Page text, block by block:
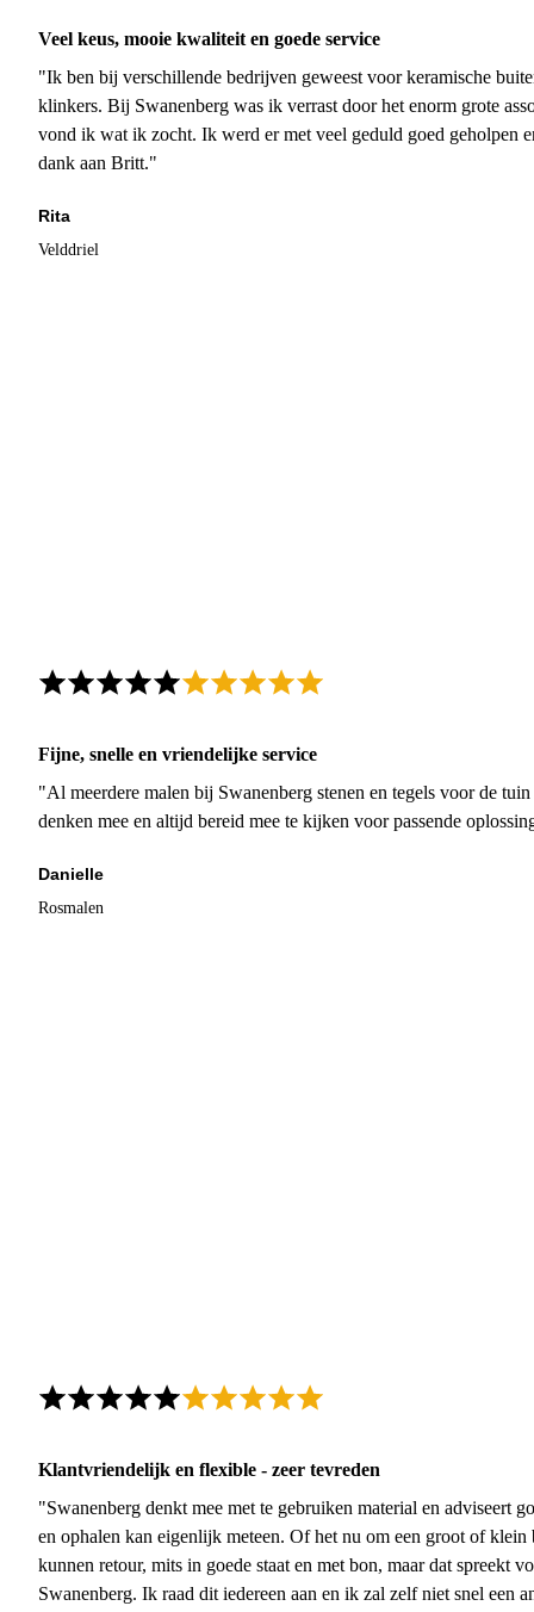
Veel keus, mooie kwaliteit en goede service
"Ik ben bij verschillende bedrijven geweest voor keramische
klinkers. Bij Swanenberg was ik verrast door het enorm grote
vond ik wat ik zocht. Ik werd er met veel geduld goed geholpen
dank aan Britt."
Rita
Velddriel
Fijne, snelle en vriendelijke service
"Al meerdere malen bij Swanenberg stenen en tegels voor de
denken mee en altijd bereid mee te kijken voor passende
Danielle
Rosmalen
Klantvriendelijk en flexible - zeer tevreden
"Swanenberg denkt mee met te gebruiken material en adviseert
en ophalen kan eigenlijk meteen. Of het nu om een groot of
kunnen retour, mits in goede staat en met bon, maar dat spreekt
Swanenberg. Ik raad dit iedereen aan en ik zal zelf niet snel een